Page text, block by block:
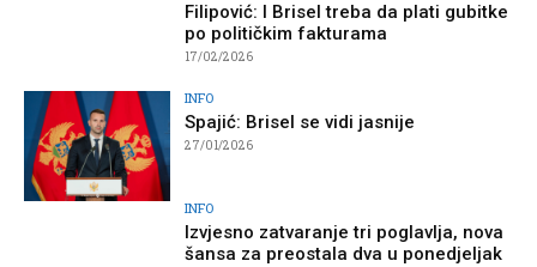
Filipović: I Brisel treba da plati gubitke
po političkim fakturama
17/02/2026
INFO
Spajić: Brisel se vidi jasnije
27/01/2026
INFO
Izvjesno zatvaranje tri poglavlja, nova
šansa za preostala dva u ponedjeljak